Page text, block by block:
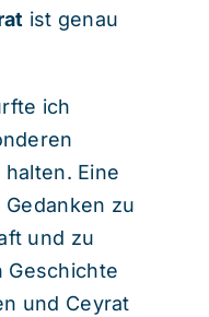
ist genau
ich
Eine
zu
und zu
Geschichte
und Ceyrat